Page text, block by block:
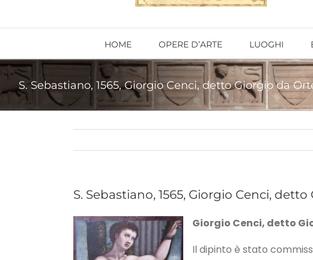
HOME OPERE D’ARTE LUOGHI
S. Sebastiano, 1565, Giorgio Cenci, detto Giorgio da
S. Sebastiano, 1565, Giorgio Cenci,
Giorgio Cenci, detto
Il dipinto è stato